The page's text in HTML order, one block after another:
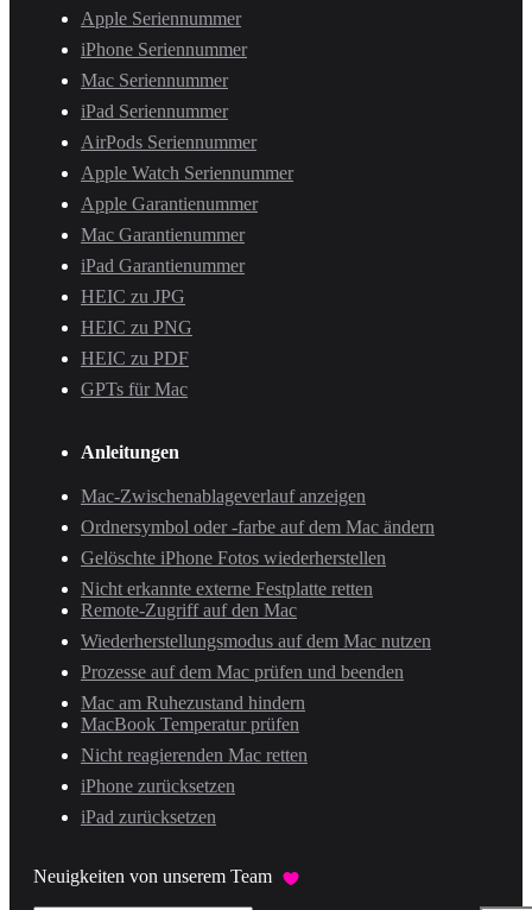
Apple Seriennummer
iPhone Seriennummer
Mac Seriennummer
iPad Seriennummer
AirPods Seriennummer
Apple Watch Seriennummer
Apple Garantienummer
Mac Garantienummer
iPad Garantienummer
HEIC zu JPG
HEIC zu PNG
HEIC zu PDF
GPTs für Mac
Anleitungen
Mac-Zwischenablageverlauf anzeigen
Ordnersymbol oder -farbe auf dem Mac ändern
Gelöschte iPhone Fotos wiederherstellen
Nicht erkannte externe Festplatte retten
Remote-Zugriff auf den Mac
Wiederherstellungsmodus auf dem Mac nutzen
Prozesse auf dem Mac prüfen und beenden
Mac am Ruhezustand hindern
MacBook Temperatur prüfen
Nicht reagierenden Mac retten
iPhone zurücksetzen
iPad zurücksetzen
Neuigkeiten von unserem Team